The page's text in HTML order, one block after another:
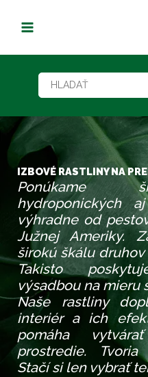
IZBOVÉ RASTLINY NA
Ponúkame
hydroponických
výhradne od
Južnej Ameriky.
širokú škálu
Takisto
výsadbou na mieru
Naše rastliny
interiér a ich
pomáha
prostredie.
Stačí si len vybrať